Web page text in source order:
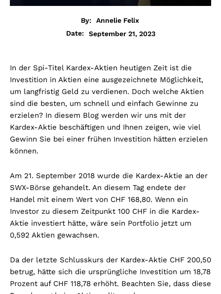
By:
Annelie Felix
Date:
September 21, 2023
In der Spi-Titel Kardex-Aktien heutigen Zeit ist die
Investition in Aktien eine ausgezeichnete Möglichkeit,
um langfristig Geld zu verdienen. Doch welche Aktien
sind die besten, um schnell und einfach Gewinne zu
erzielen? In diesem Blog werden wir uns mit der
Kardex-Aktie beschäftigen und Ihnen zeigen, wie viel
Gewinn Sie bei einer frühen Investition hätten erzielen
können.
Am 21. September 2018 wurde die Kardex-Aktie an der
SWX-Börse gehandelt. An diesem Tag endete der
Handel mit einem Wert von CHF 168,80. Wenn ein
Investor zu diesem Zeitpunkt 100 CHF in die Kardex-
Aktie investiert hätte, wäre sein Portfolio jetzt um
0,592 Aktien gewachsen.
Da der letzte Schlusskurs der Kardex-Aktie CHF 200,50
betrug, hätte sich die ursprüngliche Investition um 18,78
Prozent auf CHF 118,78 erhöht. Beachten Sie, dass diese